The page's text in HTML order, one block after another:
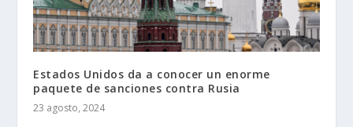
Estados Unidos da a conocer un enorme
paquete de sanciones contra Rusia
23 agosto, 2024